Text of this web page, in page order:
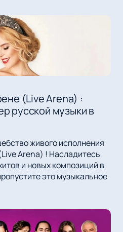
(Live Arena) :
русской музыки в
живого исполнения
Arena) ! Насладитесь
и новых композиций в
это музыкальное